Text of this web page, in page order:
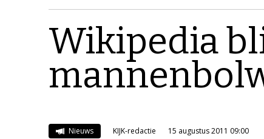
Wikipedia
Nieuws KIJK-redactie 15 augustus 2011 09:00